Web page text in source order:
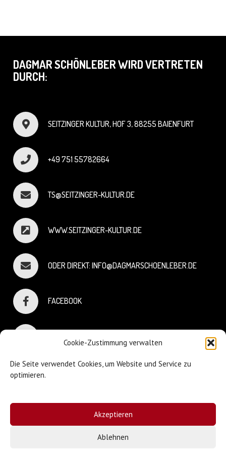
Cookie-Zustimmung verwalten
Die Seite verwendet Cookies, um Website und Service zu
optimieren.
Akzeptieren
Ablehnen
DAGMAR SCHÖNLEBER WIRD VERTRETEN
DURCH:
SEITZINGER KULTUR, HOF 3, 88255 BAIENFURT
+49 751 55782664
TS@SEITZINGER-KULTUR.DE
WWW.SEITZINGER-KULTUR.DE
ODER DIREKT: INFO@DAGMARSCHOENLEBER.DE
FACEBOOK
Sniffing Dog